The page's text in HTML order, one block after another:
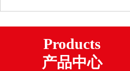
的闩锁 带凸轮锁舌
Products
产品中心